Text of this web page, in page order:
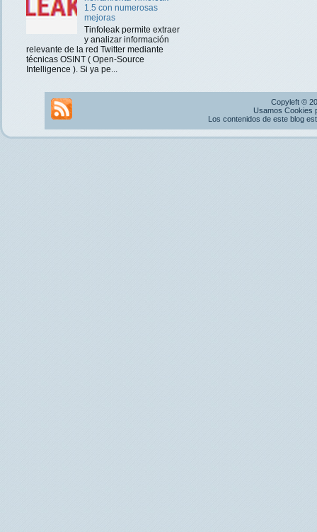
1.5 con numerosas
mejoras
Tinfoleak permite extraer
y analizar información
relevante de la red Twitter mediante
técnicas OSINT ( Open-Source
Intelligence ). Si ya pe...
Copyleft ©
Usamos Cookies
Los contenidos de este blog